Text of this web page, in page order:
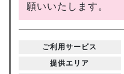
願いいたします。
ご利用サービス
提供エリア